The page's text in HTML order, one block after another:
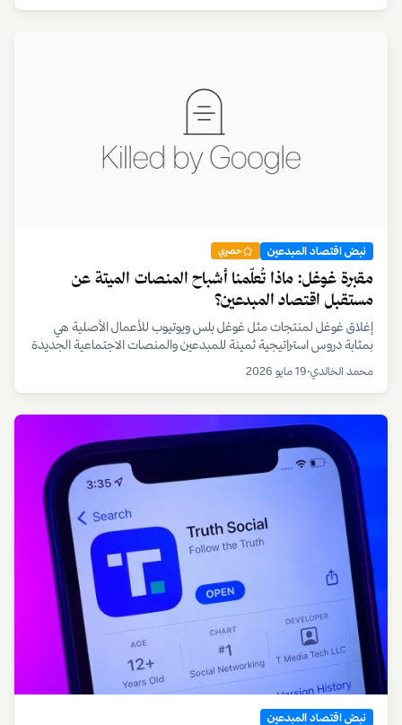
نبض اقتصاد المبدعين حصري
مقبرة غوغل: ماذا تُُعلّمنا أشباح المنصات الميتة عن
مستقبل اقتصاد المبدعين؟
إغلاق غوغل لمنتجات مثل غوغل بلس ويوتيوب للأعمال الأصلية هي
بمثابة دروس استراتيجية ثمينة للمبدعين والمنصات الاجتماعية الجديدة
المجتمع الأصيل، وقوة التخصص، وحدود فرض السلوك على
المستخدمين.
محمد الخالدي•19 مايو 2026
نبض اقتصاد المبدعين